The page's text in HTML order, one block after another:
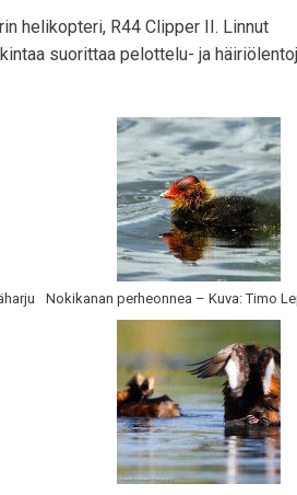
helikopteri, R44 Clipper II. Linnut
suorittaa pelottelu- ja
Nokikanan perheonnea – Kuva: Timo